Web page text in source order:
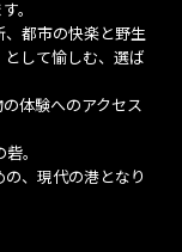
。
都市の快楽と野生
として愉しむ、選ば
体験へのアクセス
。
、現代の港となり